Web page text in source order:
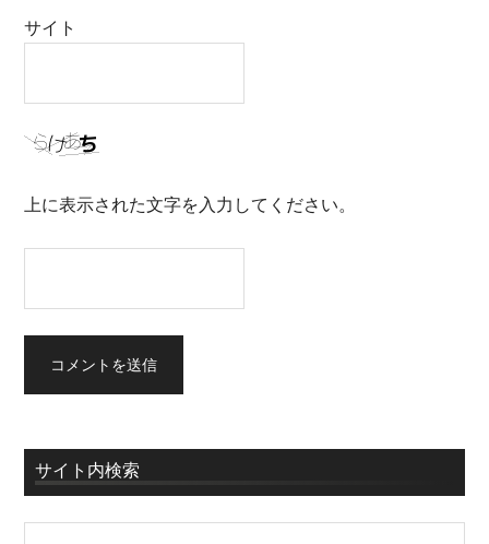
サイト
上に表示された文字を入力してください。
サイト内検索